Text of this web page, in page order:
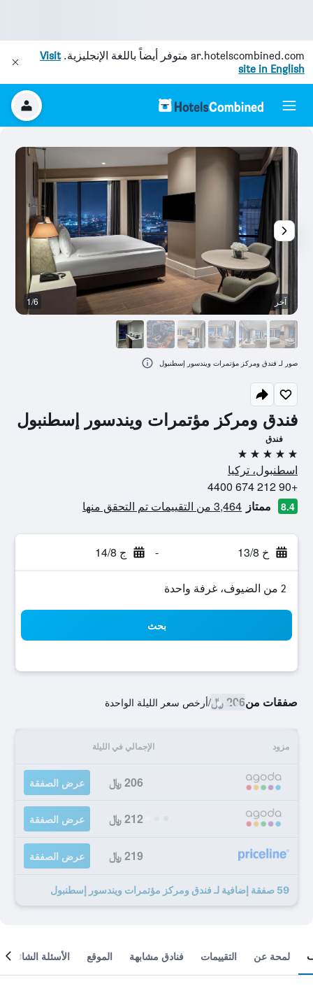
ar.hotelscombined.com متوفر أيضاً باللغة الإنجليزية.Visit
site in English
فندق ومركز مؤتمرات ويندسور إسطنبول
فندق
5 نجوم
اسطنبول، تركيا
+90 212 674 4400
8.4 ممتاز 3,464 من التقييمات تم التحقق منها
خ 13/8 - ج 14/8
2 من الضيوف، غرفة واحدة
بحث
صفقات من206 ﷼ /أرخص سعر الليلة الواحدة
مزود الإجمالي في الليلة
206 ﷼ عرض الصفقة
212 ﷼ عرض الصفقة
219 ﷼ عرض الصفقة
59 صفقة إضافية لـ فندق ومركز مؤتمرات ويندسور إسطنبول
آخر 1/6
صور لـ فندق ومركز مؤتمرات ويندسور إسطنبول
لمحة عن التقييمات فنادق مشابهة الموقع الأسئلة الشائعة